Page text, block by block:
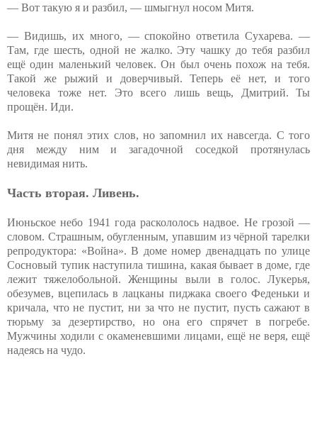
— Вот такую я и разбил, — шмыгнул носом Митя.
— Видишь, их много, — спокойно ответила Сухарева. —
Там, где шесть, одной не жалко. Эту чашку до тебя разбил
ещё один маленький человек. Он был очень похож на тебя.
Такой же рыжий и доверчивый. Теперь её нет, и того
человека тоже нет. Это всего лишь вещь, Дмитрий. Ты
прощён. Иди.
Митя не понял этих слов, но запомнил их навсегда. С того
дня между ним и загадочной соседкой протянулась
невидимая нить.
Часть вторая. Ливень.
Июньское небо 1941 года раскололось надвое. Не грозой —
словом. Страшным, обугленным, упавшим из чёрной тарелки
репродуктора: «Война». В доме номер двенадцать по улице
Сосновый тупик наступила тишина, какая бывает в доме, где
лежит тяжелобольной. Женщины выли в голос. Лукерья,
обезумев, вцепилась в лацканы пиджака своего Феденьки и
кричала, что не пустит, ни за что не пустит, пусть сажают в
тюрьму за дезертирство, но она его спрячет в погребе.
Мужчины ходили с окаменевшими лицами, ещё не веря, ещё
надеясь на чудо.